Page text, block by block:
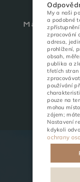
ČINNOSTI
Máte
My a naši
a podobné
zpracování
adresa,
prohlížení,
obsah,
publika a
třetích
používání
pouze na
mohou
zájem;
Nastavení
kdykoli
ochrany